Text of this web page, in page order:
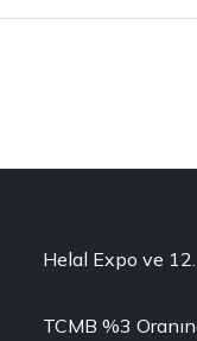
Helal Expo ve
TCMB %3